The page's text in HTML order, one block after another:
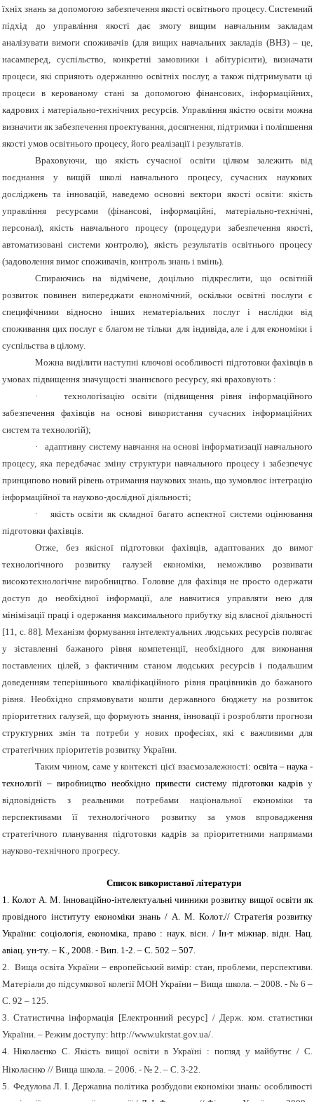
їхніх знань за допомогою забезпечення якості освітнього процесу. Системний
підхід до управління якості дає змогу вищим навчальним закладам
аналізувати вимоги споживачів (для вищих навчальних закладів (ВНЗ) – це,
насамперед, суспільство, конкретні замовники і абітурієнти), визначати
процеси, які сприяють одержанню освітніх послуг, а також підтримувати ці
процеси в керованому стані за допомогою фінансових, інформаційних,
кадрових і матеріально-технічних ресурсів. Управління якістю освіти можна
визначити як забезпечення проектування, досягнення, підтримки і поліпшення
якості умов освітнього процесу, його реалізації і результатів.
Враховуючи, що якість сучасної освіти цілком залежить від
поєднання у вищій школі навчального процесу, сучасних наукових
досліджень та інновацій, наведемо основні вектори якості освіти: якість
управління ресурсами (фінансові, інформаційні, матеріально-технічні,
персонал), якість навчального процесу (процедури забезпечення якості,
автоматизовані системи контролю), якість результатів освітнього процесу
(задоволення вимог споживачів, контроль знань і вмінь).
Спираючись на відмічене, доцільно підкреслити, що освітній
розвиток повинен випереджати економічний, оскільки освітні послуги є
специфічними відносно інших нематеріальних послуг і наслідки від
споживання цих послуг є благом не тільки для індивіда, але і для економіки і
суспільства в цілому.
Можна виділити наступні ключові особливості підготовки фахівців в
умовах підвищення значущості знаннєвого ресурсу, які враховують :
·
технологізацію освіти (підвищення рівня інформаційного
забезпечення фахівців на основі використання сучасних інформаційних
систем та технологій);
·
адаптивну систему навчання на основі інформатизації навчального
процесу, яка передбачає зміну структури навчального процесу і забезпечує
принципово новий рівень отримання наукових знань, що зумовлює інтеграцію
інформаційної та науково-дослідної діяльності;
·
якість освіти як складної багато аспектної системи оцінювання
підготовки фахівців.
Отже, без якісної підготовки фахівців, адаптованих до вимог
технологічного розвитку галузей економіки, неможливо розвивати
високотехнологічне виробництво. Головне для фахівця не просто одержати
доступ до необхідної інформації, але навчитися управляти нею для
мінімізації праці і одержання максимального прибутку від власної діяльності
[11, с. 88]. Механізм формування інтелектуальних людських ресурсів полягає
у зіставленні бажаного рівня компетенції, необхідного для виконання
поставлених цілей, з фактичним станом людських ресурсів і подальшим
доведенням теперішнього кваліфікаційного рівня працівників до бажаного
рівня. Необхідно спрямовувати кошти державного бюджету на розвиток
пріоритетних галузей, що формують знання, інновації і розробляти прогнози
структурних змін та потреби у нових професіях, які є важливими для
стратегічних пріоритетів розвитку України.
Таким чином, саме у контексті цієї взаємозалежності: освіта – наука -
технології – виробництво необхідно привести систему підготовки кадрів у
відповідність з реальними потребами національної економіки та
перспективами її технологічного розвитку за умов впровадження
стратегічного планування підготовки кадрів за пріоритетними напрямами
науково-технічного прогресу.
Список використаної літератури
1. Колот А. М. Інноваційно-інтелектуальні чинники розвитку вищої освіти як
провідного інституту економіки знань / А. М. Колот.// Стратегія розвитку
України: соціологія, економіка, право : наук. вісн. / Ін-т міжнар. відн. Нац.
авіац. ун-ту. – К., 2008. - Вип. 1-2. – С. 502 – 507.
2. Вища освіта України – европейський вимір: стан, проблеми, перспективи.
Матеріали до підсумкової колегії МОН України – Вища школа. – 2008. - № 6 –
С. 92 – 125.
3. Статистична інформація [Електронний ресурс] / Держ. ком. статистики
України. – Режим доступу: http://www.ukrstat.gov.ua/.
4. Ніколаєнко С. Якість вищої освіти в Україні : погляд у майбутнє / С.
Ніколаєнко // Вища школа. – 2006. - № 2. – С. 3-22.
5. Федулова Л. І. Державна політика розбудови економіки знань: особливості